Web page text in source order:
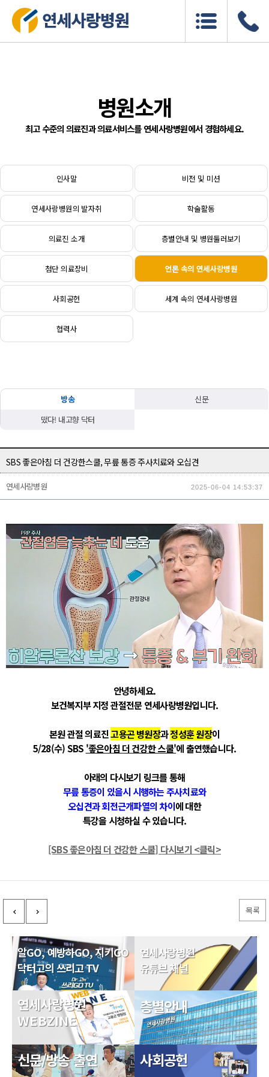
병원소개
최고 수준의 의료진과 의료서비스를 연세사랑병원에서 경험하세요.
인사말 비전 및 미션
연세사랑병원의 발자취 학술활동
의료진 소개 층별안내 및 병원둘러보기
첨단 의료장비 언론 속의 연세사랑병원
사회공헌 세계 속의 연세사랑병원
협력사
방송
신문
떴다! 내고향 닥터
SBS 좋은아침 더 건강한스쿨, 무릎 통증 주사치료와 오십견
연세사랑병원 2025-06-04 14:53:37
안녕하세요.
보건복지부 지정 관절전문 연세사랑병원입니다.
본원 관절 의료진고용곤 병원장과정성훈 원장이
5/28(수) SBS '좋은아침 더 건강한 스쿨'에 출연했습니다.
아래의 다시보기 링크를 통해
무릎 통증이 있을시 시행하는 주사치료와
오십견과 회전근개파열의 차이에 대한
특강을 시청하실 수 있습니다.
[SBS 좋은아침 더 건강한 스쿨] 다시보기 <클릭>
목록
알GO, 예방하GO, 지키GO
닥터고의 쓰리고 TV
연세사랑병원
유튜브 채널
연세사랑병원
WEBZINE
신문/방송 출연
층별안내
사회공헌